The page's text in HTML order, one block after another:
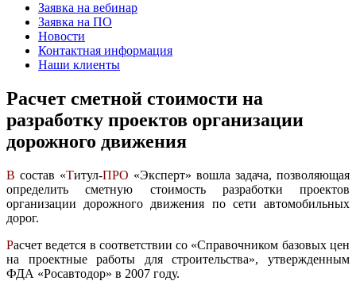
Заявка на вебинар
Заявка на ПО
Новости
Контактная информация
Наши клиенты
Расчет сметной стоимости на
разработку проектов организации
дорожного движения
В состав «Титул-ПРО «Эксперт» вошла задача, позволяющая
определить сметную стоимость разработки проектов
организации дорожного движения по сети автомобильных
дорог.
Расчет ведется в соответствии со «Справочником базовых цен
на проектные работы для строительства», утвержденным
ФДА «Росавтодор» в 2007 году.